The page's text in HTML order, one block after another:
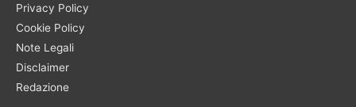
Privacy Policy
Cookie Policy
Note Legali
Disclaimer
Redazione